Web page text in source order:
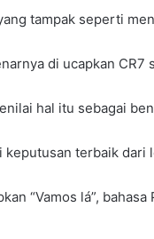
tampak seperti
di ucapkan CR7
hal itu sebagai
terbaik
“Vamos lá”,